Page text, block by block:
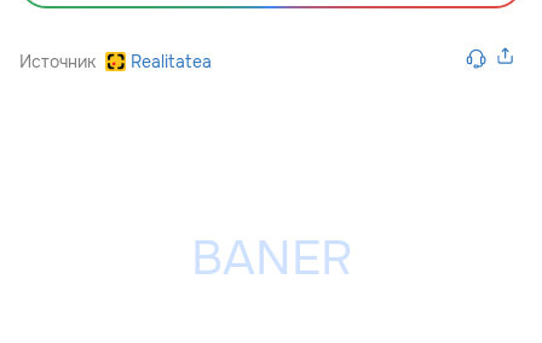
Источник Realitatea